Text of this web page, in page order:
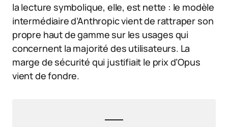
la lecture symbolique, elle, est nette : le modèle
intermédiaire d’Anthropic vient de rattraper son
propre haut de gamme sur les usages qui
concernent la majorité des utilisateurs. La
marge de sécurité qui justifiait le prix d’Opus
vient de fondre.